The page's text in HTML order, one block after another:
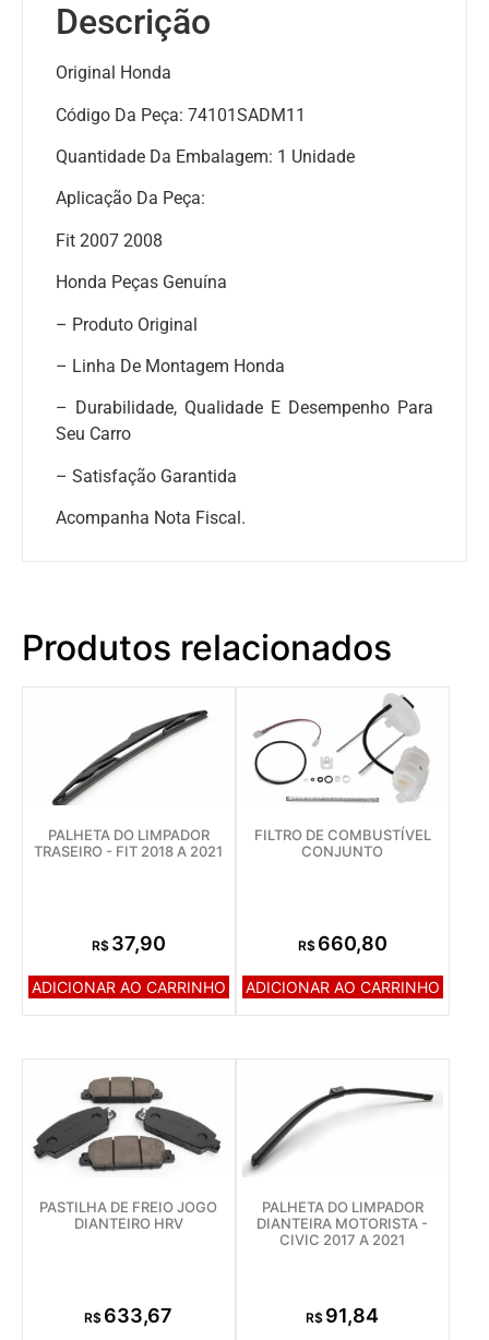
Descrição
Original Honda
Código Da Peça: 74101SADM11
Quantidade Da Embalagem: 1 Unidade
Aplicação Da Peça:
Fit 2007 2008
Honda Peças Genuína
– Produto Original
– Linha De Montagem Honda
– Durabilidade, Qualidade E Desempenho Para
Seu Carro
– Satisfação Garantida
Acompanha Nota Fiscal.
Produtos relacionados
PALHETA DO LIMPADOR
TRASEIRO - FIT 2018 A 2021
R$ 37,90
ADICIONAR AO CARRINHO
FILTRO DE COMBUSTÍVEL
CONJUNTO
R$ 660,80
ADICIONAR AO CARRINHO
PASTILHA DE FREIO JOGO
DIANTEIRO HRV
R$ 633,67
PALHETA DO LIMPADOR
DIANTEIRA MOTORISTA -
CIVIC 2017 A 2021
R$ 91,84